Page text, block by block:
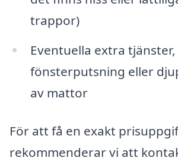
trappor)
Eventuella extra
fönsterputsning eller
av mattor
För att få en exakt
rekommenderar vi att